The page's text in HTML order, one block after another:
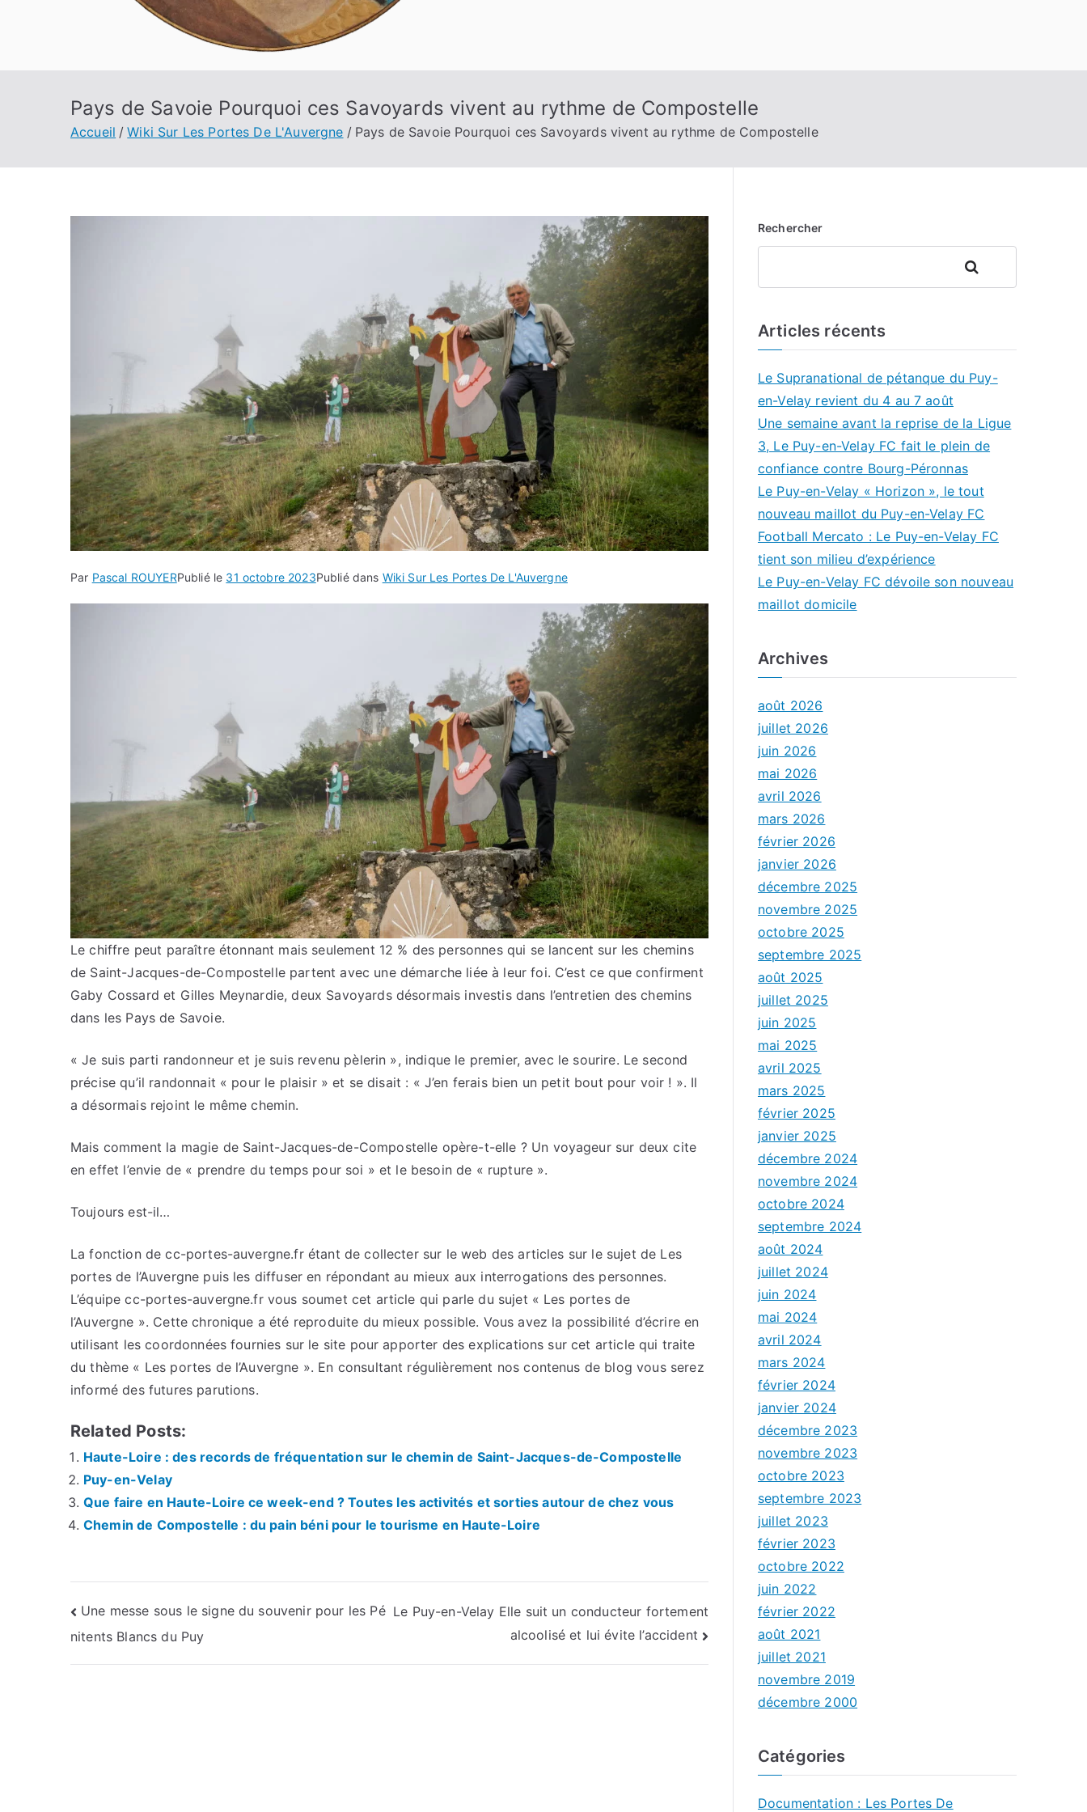
Pays de Savoie Pourquoi ces Savoyards vivent au rythme de Compostelle
Accueil Wiki Sur Les Portes De L'Auvergne Pays de Savoie Pourquoi ces Savoyards vivent au rythme de Compostelle
Par Pascal ROUYERPublié le 31 octobre 2023Publié dans Wiki Sur Les Portes De L'Auvergne
Le chiffre peut paraître étonnant mais seulement 12 % des personnes qui se lancent sur les chemins
de Saint-Jacques-de-Compostelle partent avec une démarche liée à leur foi. C’est ce que confirment
Gaby Cossard et Gilles Meynardie, deux Savoyards désormais investis dans l’entretien des chemins
dans les Pays de Savoie.
« Je suis parti randonneur et je suis revenu pèlerin », indique le premier, avec le sourire. Le second
précise qu’il randonnait « pour le plaisir » et se disait : « J’en ferais bien un petit bout pour voir ! ». Il
a désormais rejoint le même chemin.
Mais comment la magie de Saint-Jacques-de-Compostelle opère-t-elle ? Un voyageur sur deux cite
en effet l’envie de « prendre du temps pour soi » et le besoin de « rupture ».
Toujours est-il…
La fonction de cc-portes-auvergne.fr étant de collecter sur le web des articles sur le sujet de Les
portes de l’Auvergne puis les diffuser en répondant au mieux aux interrogations des personnes.
L’équipe cc-portes-auvergne.fr vous soumet cet article qui parle du sujet « Les portes de
l’Auvergne ». Cette chronique a été reproduite du mieux possible. Vous avez la possibilité d’écrire en
utilisant les coordonnées fournies sur le site pour apporter des explications sur cet article qui traite
du thème « Les portes de l’Auvergne ». En consultant régulièrement nos contenus de blog vous serez
informé des futures parutions.
Related Posts:
Haute-Loire : des records de fréquentation sur le chemin de Saint-Jacques-de-Compostelle
Puy-en-Velay
Que faire en Haute-Loire ce week-end ? Toutes les activités et sorties autour de chez vous
Chemin de Compostelle : du pain béni pour le tourisme en Haute-Loire
Navigation
de
Une messe sous le signe du souvenir pour les Pé
nitents Blancs du Puy
Le Puy-en-Velay Elle suit un conducteur fortement
alcoolisé et lui évite l’accident
Rechercher
Rechercher
Articles récents
Le Supranational de pétanque du Puy-
en-Velay revient du 4 au 7 août
Une semaine avant la reprise de la Ligue
3, Le Puy-en-Velay FC fait le plein de
confiance contre Bourg-Péronnas
Le Puy-en-Velay « Horizon », le tout
nouveau maillot du Puy-en-Velay FC
Football Mercato : Le Puy-en-Velay FC
tient son milieu d’expérience
Le Puy-en-Velay FC dévoile son nouveau
maillot domicile
Archives
août 2026
juillet 2026
juin 2026
mai 2026
avril 2026
mars 2026
février 2026
janvier 2026
décembre 2025
novembre 2025
octobre 2025
septembre 2025
août 2025
juillet 2025
juin 2025
mai 2025
avril 2025
mars 2025
février 2025
janvier 2025
décembre 2024
novembre 2024
octobre 2024
septembre 2024
août 2024
juillet 2024
juin 2024
mai 2024
avril 2024
mars 2024
février 2024
janvier 2024
décembre 2023
novembre 2023
octobre 2023
septembre 2023
juillet 2023
février 2023
octobre 2022
juin 2022
février 2022
août 2021
juillet 2021
novembre 2019
décembre 2000
Catégories
Documentation : Les Portes De